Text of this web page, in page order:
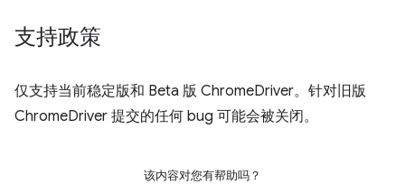
支持政策
仅支持当前稳定版和 Beta 版 ChromeDriver。针对旧版
ChromeDriver 提交的任何 bug 可能会被关闭。
该内容对您有帮助吗？